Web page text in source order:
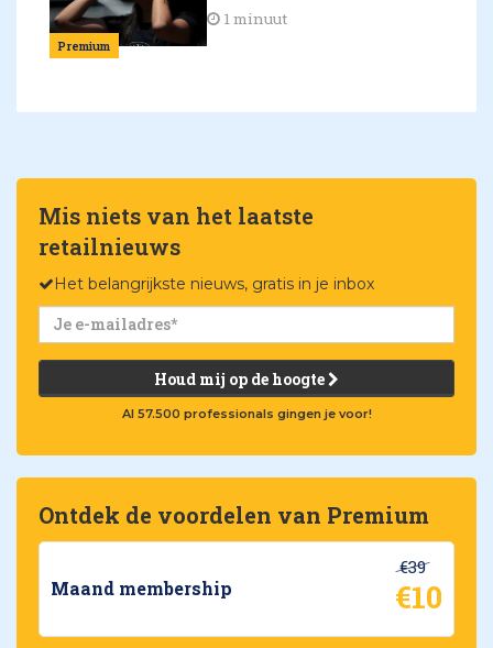
Premium
1 minuut
Mis niets van het laatste
retailnieuws
Het belangrijkste nieuws, gratis in je inbox
Houd mij op de hoogte
Al 57.500 professionals gingen je voor!
Ontdek de voordelen van Premium
Maand membership
€39
€10